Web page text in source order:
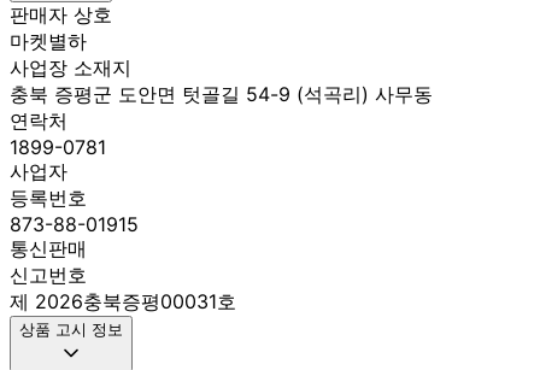
판매자 상호
마켓별하
사업장 소재지
충북 증평군 도안면 텃골길 54-9 (석곡리) 사무동
연락처
1899-0781
사업자
등록번호
873-88-01915
통신판매
신고번호
제 2026충북증평00031호
상품 고시 정보